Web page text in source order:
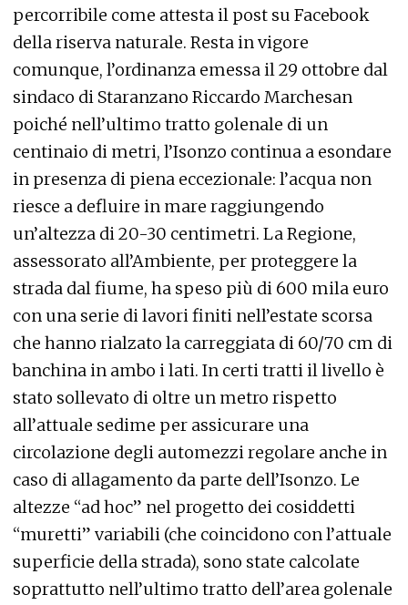
percorribile come attesta il post su Facebook
della riserva naturale. Resta in vigore
comunque, l’ordinanza emessa il 29 ottobre dal
sindaco di Staranzano Riccardo Marchesan
poiché nell’ultimo tratto golenale di un
centinaio di metri, l’Isonzo continua a esondare
in presenza di piena eccezionale: l’acqua non
riesce a defluire in mare raggiungendo
un’altezza di 20-30 centimetri. La Regione,
assessorato all’Ambiente, per proteggere la
strada dal fiume, ha speso più di 600 mila euro
con una serie di lavori finiti nell’estate scorsa
che hanno rialzato la carreggiata di 60/70 cm di
banchina in ambo i lati. In certi tratti il livello è
stato sollevato di oltre un metro rispetto
all’attuale sedime per assicurare una
circolazione degli automezzi regolare anche in
caso di allagamento da parte dell’Isonzo. Le
altezze “ad hoc” nel progetto dei cosiddetti
“muretti” variabili (che coincidono con l’attuale
superficie della strada), sono state calcolate
soprattutto nell’ultimo tratto dell’area golenale